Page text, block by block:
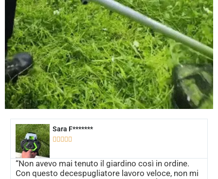
Sara F*******

“Non avevo mai tenuto il giardino così in ordine.
Con questo decespugliatore lavoro veloce, non mi